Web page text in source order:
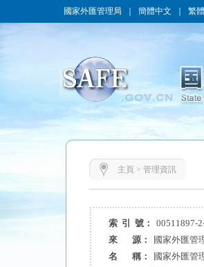
國家外匯管理局 簡體中文 繁
主頁 > 管理資訊
索 引 號：
00511897-
來 源：
國家外匯管
名 稱：
國家外匯管